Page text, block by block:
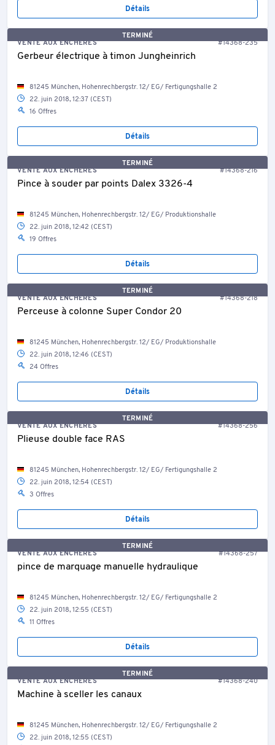
Détails
TERMINÉ
VENTE AUX ENCHÈRES
#14368-235
Gerbeur électrique à timon Jungheinrich
81245 München, Hohenrechbergstr. 12/ EG/ Fertigungshalle 2
22. juin 2018, 12:37 (CEST)
16 Offres
Détails
TERMINÉ
VENTE AUX ENCHÈRES
#14368-216
Pince à souder par points Dalex 3326-4
81245 München, Hohenrechbergstr. 12/ EG/ Produktionshalle
22. juin 2018, 12:42 (CEST)
19 Offres
Détails
TERMINÉ
VENTE AUX ENCHÈRES
#14368-218
Perceuse à colonne Super Condor 20
81245 München, Hohenrechbergstr. 12/ EG/ Produktionshalle
22. juin 2018, 12:46 (CEST)
24 Offres
Détails
TERMINÉ
VENTE AUX ENCHÈRES
#14368-256
Plieuse double face RAS
81245 München, Hohenrechbergstr. 12/ EG/ Fertigungshalle 2
22. juin 2018, 12:54 (CEST)
3 Offres
Détails
TERMINÉ
VENTE AUX ENCHÈRES
#14368-257
pince de marquage manuelle hydraulique
81245 München, Hohenrechbergstr. 12/ EG/ Fertigungshalle 2
22. juin 2018, 12:55 (CEST)
11 Offres
Détails
TERMINÉ
VENTE AUX ENCHÈRES
#14368-240
Machine à sceller les canaux
81245 München, Hohenrechbergstr. 12/ EG/ Fertigungshalle 2
22. juin 2018, 12:55 (CEST)